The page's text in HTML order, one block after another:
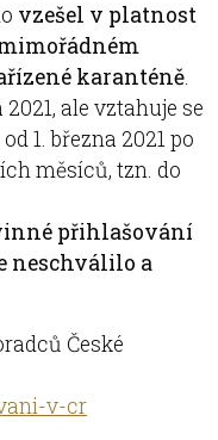
vzešel v platnost
mimořádném
karanténě.
ale vztahuje se
1. března 2021 po
měsíců, tzn. do
přihlašování
neschválilo a
České
v-cr